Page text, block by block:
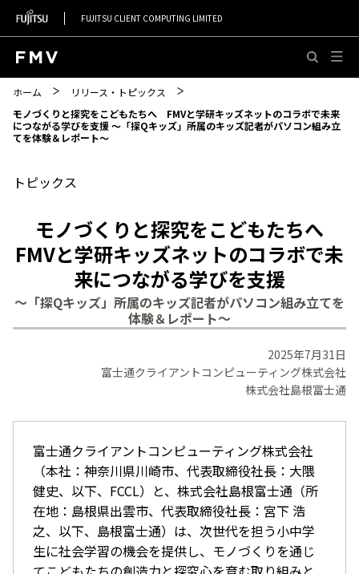
FUJITSU CLIENT COMPUTING LIMITED
ホーム
リリース・トピックス
モノづくりと探究をこどもたちへ FMVと学研キッズネットのコラボで未来
につながる学びを支援 ～「探Qキッズ」所属のキッズ記者がパソコン組み立
てを体験＆レポート～
トピックス
モノづくりと探究をこどもたちへ
FMVと学研キッズネットのコラボで未
来につながる学びを支援
～「探Qキッズ」所属のキッズ記者がパソコン組み立てを
体験＆レポート～
2025年7月31日
富士通クライアントコンピューティング株式会社
株式会社島根富士通
富士通クライアントコンピューティング株式会社
（本社：神奈川県川崎市、代表取締役社長：大隈
健史、以下、FCCL）と、株式会社島根富士通（所
在地：島根県出雲市、代表取締役社長：宮下 浩
之、以下、島根富士通）は、次世代を担う小中学
生に社会学習の機会を提供し、モノづくりを通じ